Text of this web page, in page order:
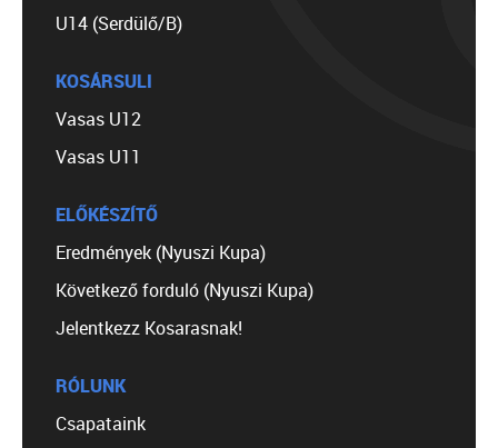
U14 (Serdülő/B)
KOSÁRSULI
Vasas U12
Vasas U11
ELŐKÉSZÍTŐ
Eredmények (Nyuszi Kupa)
Következő forduló (Nyuszi Kupa)
Jelentkezz Kosarasnak!
RÓLUNK
Csapataink